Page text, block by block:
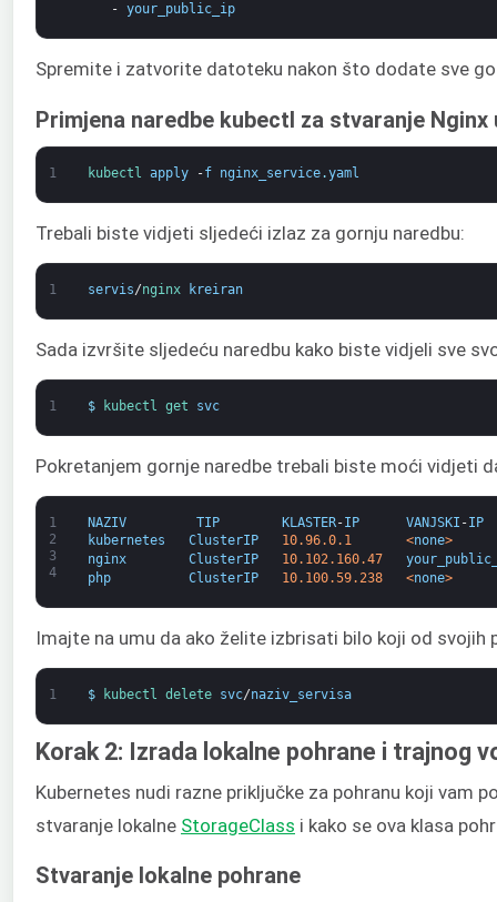
- your_public_ip
Spremite i zatvorite datoteku nakon što dodate sve
Primjena naredbe kubectl za stvaranje Nginx
1 kubectl apply -f nginx_service.yaml
Trebali biste vidjeti sljedeći izlaz za gornju naredbu:
1 servis/nginx kreiran
Sada izvršite sljedeću naredbu kako biste vidjeli sve
1 $ kubectl get svc
Pokretanjem gornje naredbe trebali biste moći vidjeti
1
2
3
4
NAZIV TIP KLASTER-IP VANJSKI -IP
kubernetes
ClusterIP 10.96.0.1 <none>
nginx
ClusterIP 10.102.160.47
php
ClusterIP 10.100.59.238 <none>
Imajte na umu da ako želite izbrisati bilo koji od
1 $ kubectl delete svc/naziv_servisa
Korak 2: Izrada lokalne pohrane i trajnog
Kubernetes nudi razne priključke za pohranu koji vam
stvaranje lokalne StorageClass i kako se ova klasa
Stvaranje lokalne pohrane